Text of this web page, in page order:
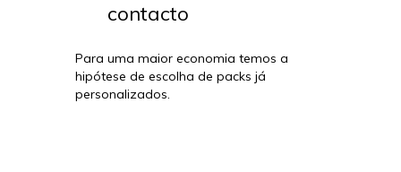
contacto
Para uma maior economia temos a
hipótese de escolha de packs já
personalizados.